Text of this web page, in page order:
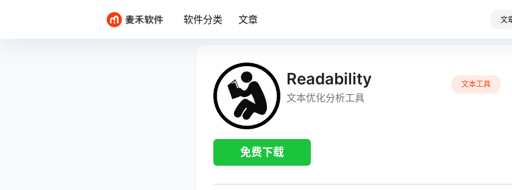
软件分类 文章 文
Readability
文本优化分析工具
免费下载
文本工具